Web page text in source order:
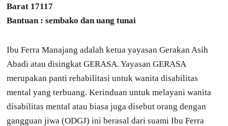
Barat 17117
Bantuan : sembako dan uang tunai
Ibu Ferra Manajang adalah ketua yayasan Gerakan Asih
Abadi atau disingkat GERASA. Yayasan GERASA
merupakan panti rehabilitasi untuk wanita disabilitas
mental yang terbuang. Kerinduan untuk melayani wanita
disabilitas mental atau biasa juga disebut orang dengan
gangguan jiwa (ODGJ) ini berasal dari suami Ibu Ferra